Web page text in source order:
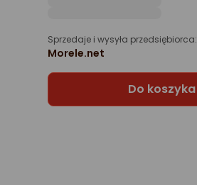
Sprzedaje i wysyła przedsiębiorca:
Morele.net
Do koszyka